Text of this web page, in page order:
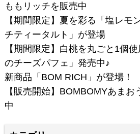
ももリッチを販売中
【期間限定】夏を彩る「塩レモ
チティータルト」が登場
【期間限定】白桃を丸ごと1個
のチーズパフェ」発売中♪
新商品「BOM RICH」が登場！
【販売開始】BOMBOMYあま
中